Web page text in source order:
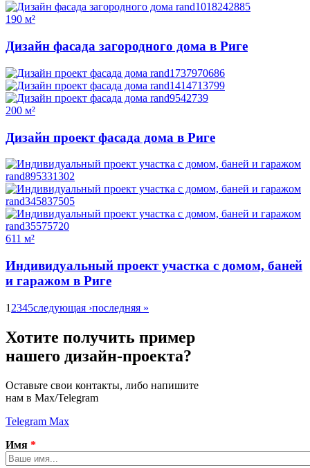
190 м²
Дизайн фасада загородного дома в Риге
200 м²
Дизайн проект фасада дома в Риге
611 м²
Индивидуальный проект участка с домом, баней
и гаражом в Риге
1 2345следующая ›последняя »
Хотите получить пример
нашего дизайн-проекта?
Оставьте свои контакты, либо напишите
нам в Max/Telegram
Telegram Max
Имя *